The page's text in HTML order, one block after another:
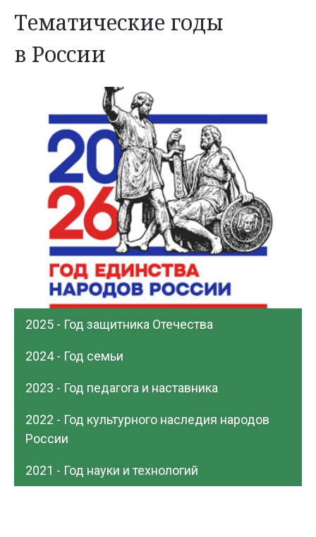
Тематические годы
в России
2025 - Год защитника Отечества
2024 - Год семьи
2023 - Год педагога и наставника
2022 - Год культурного наследия народов
России
2021 - Год науки и технологий